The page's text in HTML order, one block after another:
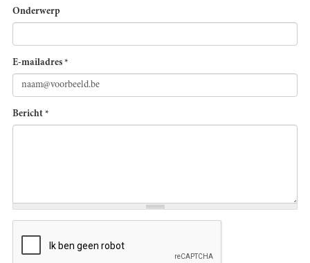
Onderwerp
E-mailadres *
Bericht *